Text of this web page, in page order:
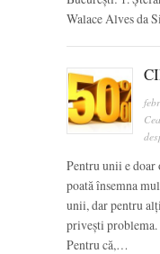
Walace Alves da
Pentru unii e doar
poată însemna
unii, dar pentru
privești problema.
Pentru că,…